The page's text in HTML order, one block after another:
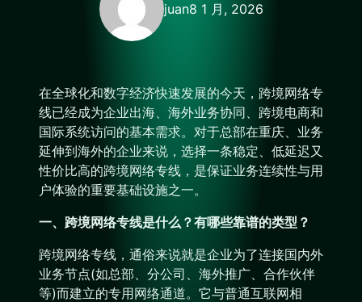
juan8 1 月, 2026
在全球化和数字经济快速发展的今天，跨境网络专
线已经成为企业出海、海外业务协同、跨境电商和
国际系统访问的基本需求。对于总部在重庆、业务
延伸到海外的企业来说，选择一条稳定、低延迟又
性价比高的跨境网络专线，是保证业务连续性与用
户体验的重要基础设施之一。
一、跨境网络专线是什么？有哪些靠谱的类型？
跨境网络专线，通俗来说就是企业为了连接国内外
业务节点(如总部、分公司、海外推广、合作伙伴
等)而建立的专用网络通道。它与普通互联网相